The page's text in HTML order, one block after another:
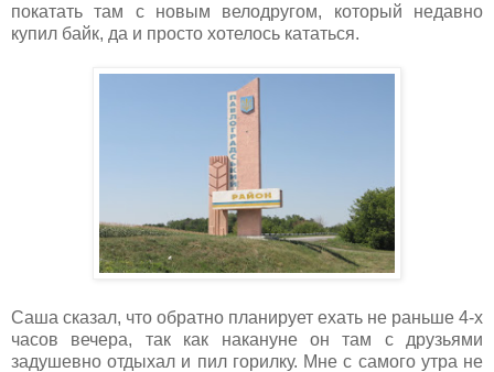
покатать там с новым велодругом, который недавно
купил байк, да и просто хотелось кататься.
Саша сказал, что обратно планирует ехать не раньше 4-х
часов вечера, так как накануне он там с друзьями
задушевно отдыхал и пил горилку. Мне с самого утра не